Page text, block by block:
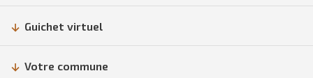
Guichet virtuel
Votre commune